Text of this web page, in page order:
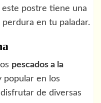
postre tiene una
en tu paladar.
pescados a la
popular en los
de diversas